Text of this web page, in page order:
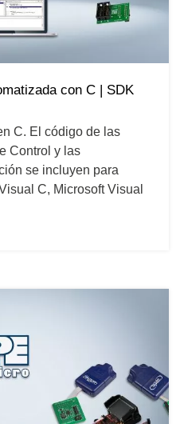
con C | SDK
C. El código de las
Control y las
se incluyen para
C, Microsoft Visual